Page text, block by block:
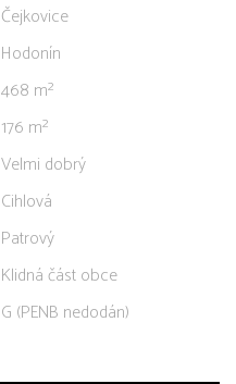
Čejkovice
Hodonín
468 m²
176 m²
Velmi dobrý
Cihlová
Patrový
Klidná část obce
G (PENB nedodán)